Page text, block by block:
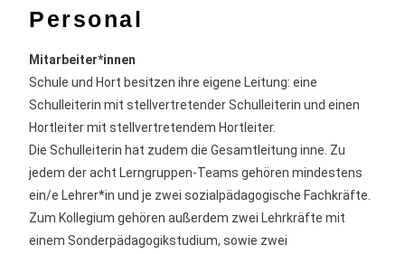
Personal
Mitarbeiter*innen
Schule und Hort besitzen ihre eigene Leitung: eine
Schulleiterin mit stellvertretender Schulleiterin und einen
Hortleiter mit stellvertretendem Hortleiter.
Die Schulleiterin hat zudem die Gesamtleitung inne. Zu
jedem der acht Lerngruppen-Teams gehören mindestens
ein/e Lehrer*in und je zwei sozialpädagogische Fachkräfte.
Zum Kollegium gehören außerdem zwei Lehrkräfte mit
einem Sonderpädagogikstudium, sowie zwei